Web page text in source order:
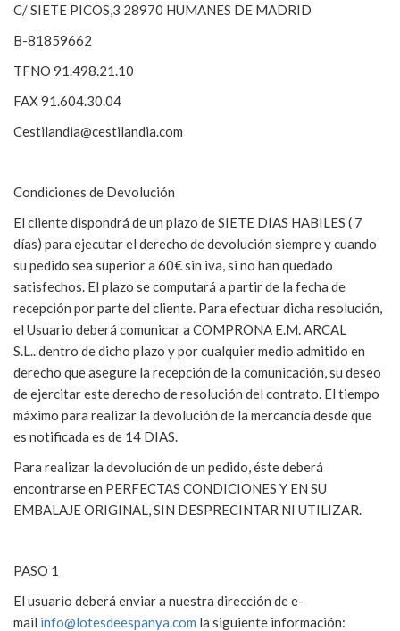
C/ SIETE PICOS,3 28970 HUMANES DE MADRID
B-81859662
TFNO 91.498.21.10
FAX 91.604.30.04
Cestilandia@cestilandia.com
Condiciones de Devolución
El cliente dispondrá de un plazo de SIETE DIAS HABILES ( 7
días) para ejecutar el derecho de devolución siempre y cuando
su pedido sea superior a 60€ sin iva, si no han quedado
satisfechos. El plazo se computará a partir de la fecha de
recepción por parte del cliente. Para efectuar dicha resolución,
el Usuario deberá comunicar a COMPRONA E.M. ARCAL
S.L.. dentro de dicho plazo y por cualquier medio admitido en
derecho que asegure la recepción de la comunicación, su deseo
de ejercitar este derecho de resolución del contrato. El tiempo
máximo para realizar la devolución de la mercancía desde que
es notificada es de 14 DIAS.
Para realizar la devolución de un pedido, éste deberá
encontrarse en PERFECTAS CONDICIONES Y EN SU
EMBALAJE ORIGINAL, SIN DESPRECINTAR NI UTILIZAR.
PASO 1
El usuario deberá enviar a nuestra dirección de e-
mail info@lotesdeespanya.com la siguiente información: